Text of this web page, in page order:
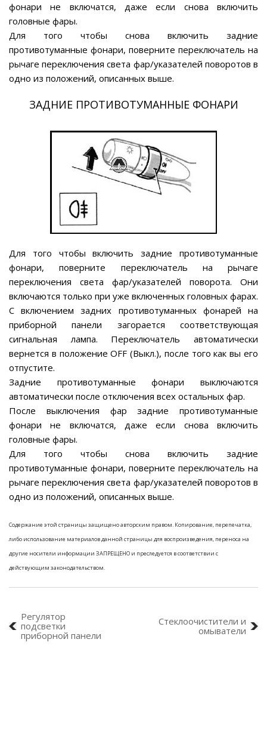
фонари не включатся, даже если снова включить
головные фары.
Для того чтобы снова включить задние
противотуманные фонари, поверните переключатель на
рычаге переключения света фар/указателей поворотов в
одно из положений, описанных выше.
ЗАДНИЕ ПРОТИВОТУМАННЫЕ ФОНАРИ
Для того чтобы включить задние противотуманные
фонари, поверните переключатель на рычаге
переключения света фар/указателей поворота. Они
включаются только при уже включенных головных фарах.
С включением задних противотуманных фонарей на
приборной панели загорается соответствующая
сигнальная лампа. Переключатель автоматически
вернется в положение OFF (Выкл.), после того как вы его
отпустите.
Задние противотуманные фонари выключаются
автоматически после отключения всех остальных фар.
После выключения фар задние противотуманные
фонари не включатся, даже если снова включить
головные фары.
Для того чтобы снова включить задние
противотуманные фонари, поверните переключатель на
рычаге переключения света фар/указателей поворотов в
одно из положений, описанных выше.
Содержание этой страницы защищено авторским правом. Копирование, перепечатка,
либо использование материалов данной страницы для воспроизведения, переноса на
другие носители информации ЗАПРЕЩЕНО и преследуется в соответствии с
действующим законодательством.
Регулятор
подсветки
приборной панели
Стеклоочистители и
омыватели